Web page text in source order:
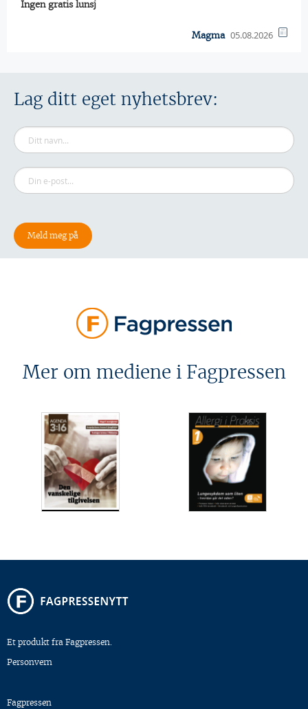
Ingen gratis lunsj
Magma 05.08.2026
Lag ditt eget nyhetsbrev:
Mer om mediene i Fagpressen
Et produkt fra Fagpressen.
Personvern
Fagpressen